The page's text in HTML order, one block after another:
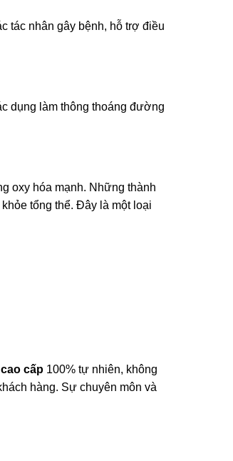
tác nhân gây bệnh, hỗ trợ điều
dụng làm thông thoáng đường
oxy hóa mạnh. Những thành
tổng thể. Đây là một loại
cấp 100% tự nhiên, không
hàng. Sự chuyên môn và